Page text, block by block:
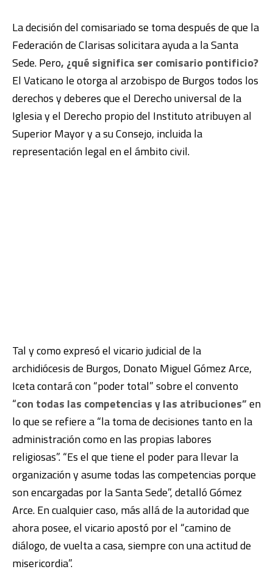
La decisión del comisariado se toma después de que la
Federación de Clarisas solicitara ayuda a la Santa
Sede. Pero, ¿qué significa ser comisario pontificio?
El Vaticano le otorga al arzobispo de Burgos todos los
derechos y deberes que el Derecho universal de la
Iglesia y el Derecho propio del Instituto atribuyen al
Superior Mayor y a su Consejo, incluida la
representación legal en el ámbito civil.
Tal y como expresó el vicario judicial de la
archidiócesis de Burgos, Donato Miguel Gómez Arce,
Iceta contará con “poder total” sobre el convento
“con todas las competencias y las atribuciones”en
lo que se refiere a “la toma de decisiones tanto en la
administración como en las propias labores
religiosas”. “Es el que tiene el poder para llevar la
organización y asume todas las competencias porque
son encargadas por la Santa Sede”, detalló Gómez
Arce. En cualquier caso, más allá de la autoridad que
ahora posee, el vicario apostó por el “camino de
diálogo, de vuelta a casa, siempre con una actitud de
misericordia”.